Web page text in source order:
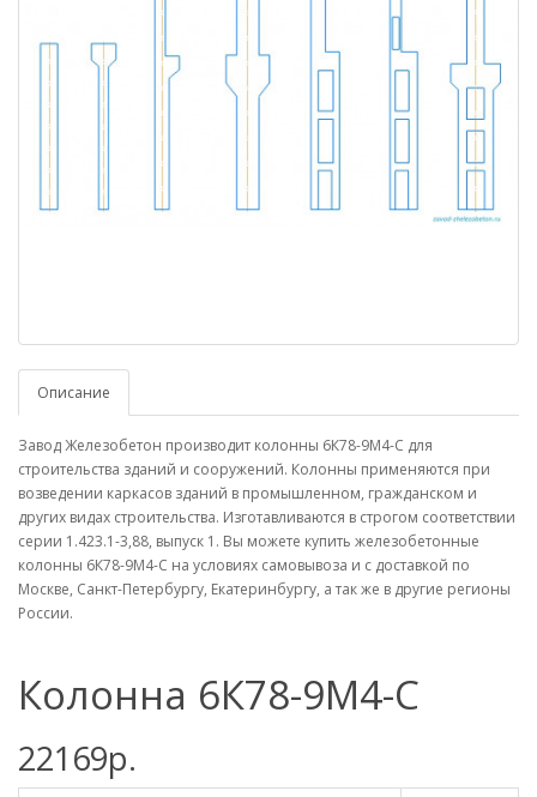
Описание
Завод Железобетон производит колонны 6К78-9М4-С для
строительства зданий и сооружений. Колонны применяются при
возведении каркасов зданий в промышленном, гражданском и
других видах строительства. Изготавливаются в строгом соответствии
серии 1.423.1-3,88, выпуск 1. Вы можете купить железобетонные
колонны 6К78-9М4-С на условиях самовывоза и с доставкой по
Москве, Санкт-Петербургу, Екатеринбургу, а так же в другие регионы
России.
Колонна 6К78-9М4-С
22169р.